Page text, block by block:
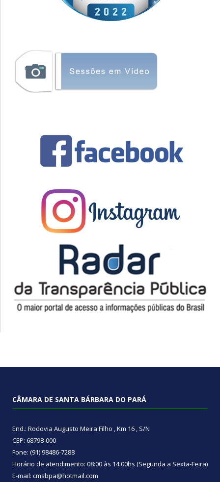
CÂMARA DE SANTA BÁRBARA DO PARÁ
End.: Rodovia Augusto Meira Filho , Km 16 , S/N
CEP: 68798-000
Fone: (91) 98486-7288
Horário de atendimento: 08:00 às 14:00hs (Segunda a Sexta-Feira)
E-mail: cmsbpa@hotmail.com